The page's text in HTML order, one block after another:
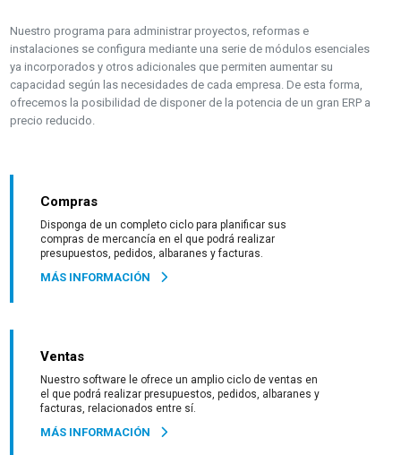
Nuestro programa para administrar proyectos, reformas e
instalaciones se configura mediante una serie de módulos esenciales
ya incorporados y otros adicionales que permiten aumentar su
capacidad según las necesidades de cada empresa. De esta forma,
ofrecemos la posibilidad de disponer de la potencia de un gran ERP a
precio reducido.
Compras
Disponga de un completo ciclo para planificar sus
compras de mercancía en el que podrá realizar
presupuestos, pedidos, albaranes y facturas.
MÁS INFORMACIÓN
Ventas
Nuestro software le ofrece un amplio ciclo de ventas en
el que podrá realizar presupuestos, pedidos, albaranes y
facturas, relacionados entre sí.
MÁS INFORMACIÓN